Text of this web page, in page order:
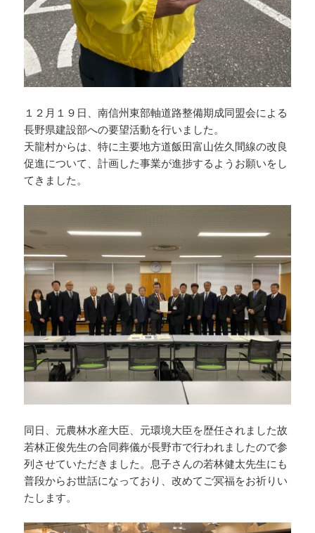
１２月１９日、南信州東部軸道路整備期成同盟会による
長野県建設部への要望活動を行いました。
天龍村からは、特に主要地方道飯田富山佐久間線の改良
促進について、計画した事業が進捗するようお願いをし
てきました。
同日、元農林水産大臣、元環境大臣を歴任されました故
若林正俊先生の合同葬儀が長野市で行われましたので参
列させていただきました。息子さんの若林健太先生にも
普段からお世話になっており、改めてご冥福をお祈りい
たします。